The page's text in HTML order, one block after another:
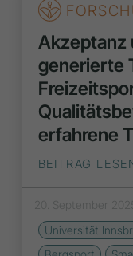
Akzeptanz
generierte
erfahrene
BEITRAG
20. September 2025
Universität